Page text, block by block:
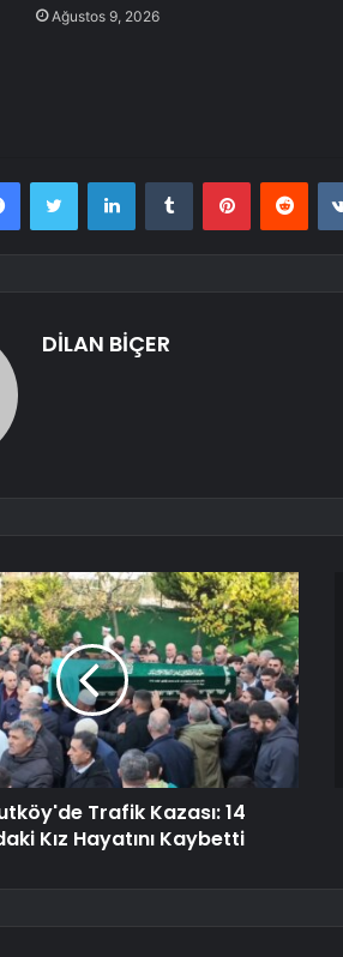
Ağustos 9, 2026
FacebookTwitter LinkedInTumblr Pinterest
DİLAN BİÇER
Trafik Kazası: 14
Kız Hayatını Kaybetti